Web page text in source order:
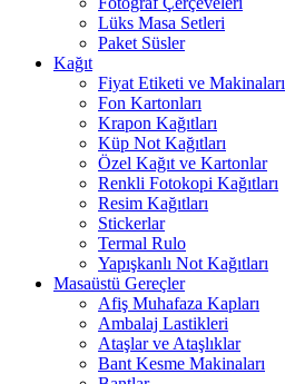
Lüks Masa Setleri
Paket Süsler
Kağıt
Fiyat Etiketi ve Makinaları
Fon Kartonları
Krapon Kağıtları
Küp Not Kağıtları
Özel Kağıt ve Kartonlar
Renkli Fotokopi Kağıtları
Resim Kağıtları
Stickerlar
Termal Rulo
Yapışkanlı Not Kağıtları
Masaüstü Gereçler
Afiş Muhafaza Kapları
Ambalaj Lastikleri
Ataşlar ve Ataşlıklar
Bant Kesme Makinaları